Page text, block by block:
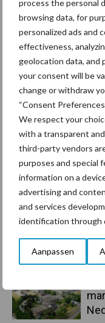
process the personal
browsing data, for
personalized ads and
effectiveness,
geolocation data, and
your consent will be
change or withdraw
“Consent
We respect your
with a transparent
third-party vendors
purposes and special
information on a
advertising and
and services
identification through
Aanpassen
Primaire
Sidebar
Recent
7 aug
7 aug
De